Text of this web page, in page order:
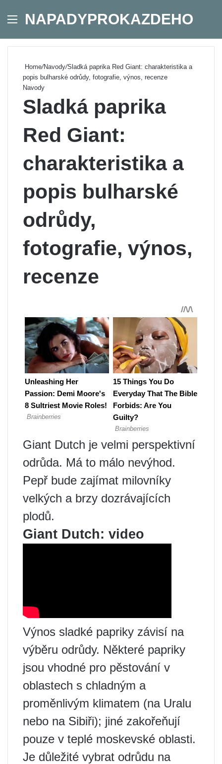
Menu
NAPADYPROKAZDEHO
Home/Navody/Sladká paprika Red Giant: charakteristika a
popis bulharské odrůdy, fotografie, výnos, recenze
Navody
Sladká paprika
Red Giant:
charakteristika a
popis bulharské
odrůdy,
fotografie, výnos,
recenze
Giant Dutch je velmi perspektivní
odrůda. Má to málo nevýhod.
Pepř bude zajímat milovníky
velkých a brzy dozrávajících
plodů.
Giant Dutch: video
Výnos sladké papriky závisí na
výběru odrůdy. Některé papriky
jsou vhodné pro pěstování v
oblastech s chladným a
proměnlivým klimatem (na Uralu
nebo na Sibiři); jiné zakořeňují
pouze v teplé moskevské oblasti.
Je důležité vybrat odrůdu na